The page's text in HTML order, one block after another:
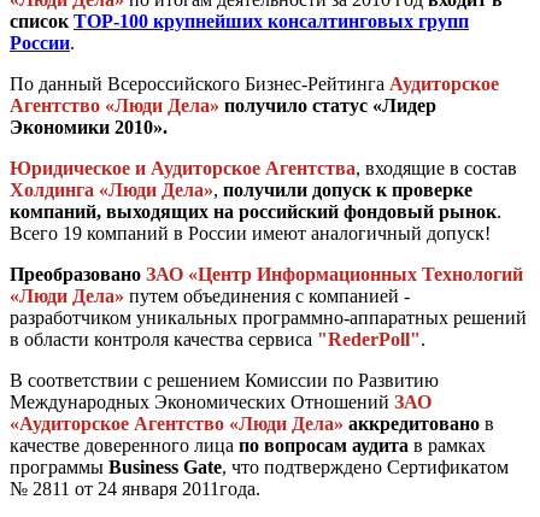
список TOP-100 крупнейших консалтинговых групп
России.
По данный Всероссийского Бизнес-Рейтинга Аудиторское
Агентство «Люди Дела» получило статус «Лидер
Экономики 2010».
Юридическое и Аудиторское Агентства, входящие в состав
Холдинга «Люди Дела», получили допуск к проверке
компаний, выходящих на российский фондовый рынок.
Всего 19 компаний в России имеют аналогичный допуск!
Преобразовано ЗАО «Центр Информационных Технологий
«Люди Дела» путем объединения с компанией -
разработчиком уникальных программно-аппаратных решений
в области контроля качества сервиса "RederPoll".
В соответствии с решением Комиссии по Развитию
Международных Экономических Отношений ЗАО
«Аудиторское Агентство «Люди Дела» аккредитовано в
качестве доверенного лица по вопросам аудита в рамках
программы Business Gate, что подтверждено Сертификатом
№ 2811 от 24 января 2011года.